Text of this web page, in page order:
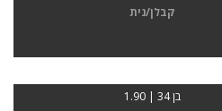
קבלן/נית
בן 34 | 1.90